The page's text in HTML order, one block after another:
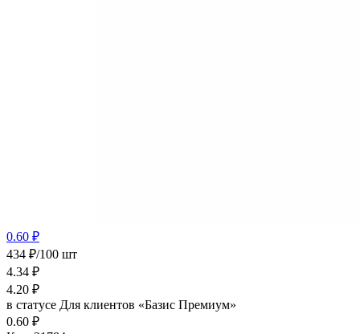
0.60 ₽
434 ₽/100 шт
4.34 ₽
4.20 ₽
в статусе Для клиентов «Базис Премиум»
0.60 ₽